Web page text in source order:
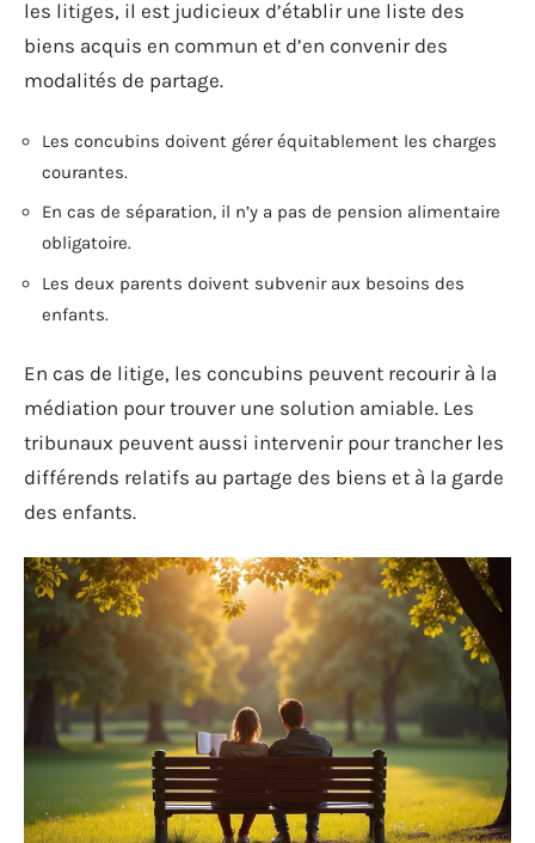
les litiges, il est judicieux d’établir une liste des
biens acquis en commun et d’en convenir des
modalités de partage.
Les concubins doivent gérer équitablement les charges
courantes.
En cas de séparation, il n’y a pas de pension alimentaire
obligatoire.
Les deux parents doivent subvenir aux besoins des
enfants.
En cas de litige, les concubins peuvent recourir à la
médiation pour trouver une solution amiable. Les
tribunaux peuvent aussi intervenir pour trancher les
différends relatifs au partage des biens et à la garde
des enfants.